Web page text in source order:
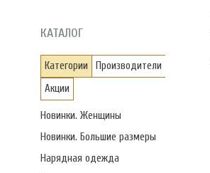
КАТАЛОГ
Категории
Производители
Акции
Новинки. Женщины
Новинки. Большие размеры
Нарядная одежда